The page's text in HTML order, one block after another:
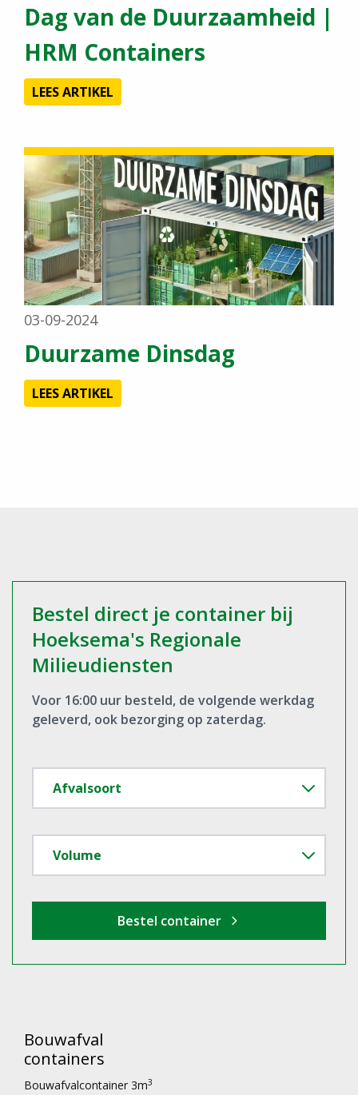
Dag van de Duurzaamheid |
HRM Containers
LEES ARTIKEL
03-09-2024
Duurzame Dinsdag
LEES ARTIKEL
Bouwafval
containers
Bouwafvalcontainer 3m3